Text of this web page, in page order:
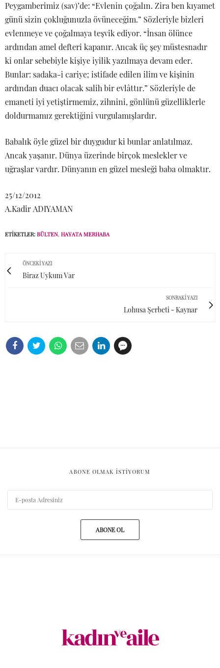
Peygamberimiz (sav)’de: “Evlenin çoğalın. Zira ben kıyamet
günü sizin çokluğunuzla övüneceğim.” Sözleriyle bizleri
evlenmeye ve çoğalmaya teşvik ediyor. “İnsan ölünce
ardından amel defteri kapanır. Ancak üç şey müstesnadır
ki onlar sebebiyle kişiye iyilik yazılmaya devam eder.
Bunlar: sadaka-i cariye; istifade edilen ilim ve kişinin
ardından duacı olacak salih bir evlâttır.” Sözleriyle de
emaneti iyi yetiştirmemiz, zihnini, gönlünü güzelliklerle
doldurmamız gerektiğini vurgulamışlardır.
Babalık öyle güzel bir duygudur ki bunlar anlatılmaz.
Ancak yaşanır. Dünya üzerinde birçok meslekler ve
uğraşlar vardır. Dünyanın en güzel mesleği baba olmaktır.
25/12/2012
A.Kadir ADIYAMAN
ETIKETLER: BÜLTEN, HAYATA MERHABA
ÖNCEKI YAZI
Biraz Uykum Var
SONRAKI YAZI
Lohusa Şerbeti - Kaynar
ABONE OLMAK ISTIYORUM
ABONE OL